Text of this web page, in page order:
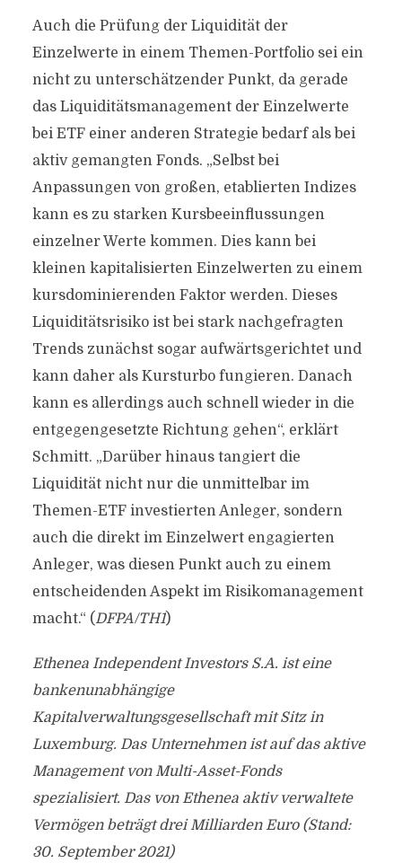
Auch die Prüfung der Liquidität der
Einzelwerte in einem Themen-Portfolio sei ein
nicht zu unterschätzender Punkt, da gerade
das Liquiditätsmanagement der Einzelwerte
bei ETF einer anderen Strategie bedarf als bei
aktiv gemangten Fonds. „Selbst bei
Anpassungen von großen, etablierten Indizes
kann es zu starken Kursbeeinflussungen
einzelner Werte kommen. Dies kann bei
kleinen kapitalisierten Einzelwerten zu einem
kursdominierenden Faktor werden. Dieses
Liquiditätsrisiko ist bei stark nachgefragten
Trends zunächst sogar aufwärtsgerichtet und
kann daher als Kursturbo fungieren. Danach
kann es allerdings auch schnell wieder in die
entgegengesetzte Richtung gehen“, erklärt
Schmitt. „Darüber hinaus tangiert die
Liquidität nicht nur die unmittelbar im
Themen-ETF investierten Anleger, sondern
auch die direkt im Einzelwert engagierten
Anleger, was diesen Punkt auch zu einem
entscheidenden Aspekt im Risikomanagement
macht.“ (DFPA/TH1)
Ethenea Independent Investors S.A. ist eine
bankenunabhängige
Kapitalverwaltungsgesellschaft mit Sitz in
Luxemburg. Das Unternehmen ist auf das aktive
Management von Multi-Asset-Fonds
spezialisiert. Das von Ethenea aktiv verwaltete
Vermögen beträgt drei Milliarden Euro (Stand:
30. September 2021)